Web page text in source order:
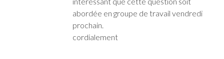
abordée en groupe de travail vendredi
prochain.
cordialement